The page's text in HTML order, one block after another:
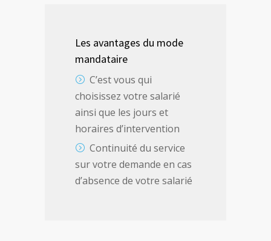
Les avantages du mode
mandataire
C’est vous qui
choisissez votre salarié
ainsi que les jours et
horaires d’intervention
Continuité du service
sur votre demande en cas
d’absence de votre salarié